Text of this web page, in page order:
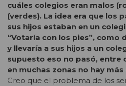
cuáles colegios eran malos
(verdes). La idea era que los
sus hijos estaban en un
“Votaría con los pies”, como
y llevaría a sus hijos a un
supuesto eso no pasó, entre
en muchas zonas no hay
Creo que el problema de los